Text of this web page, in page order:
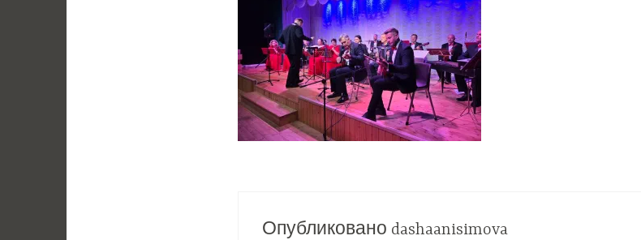
Опубликовано dashaanisimova